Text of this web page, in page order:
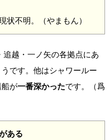
状不明。（やまもん）
越・一ノ矢の各拠点にあ
です。他はシャワールー
船が一番深かったです。（爲
ある